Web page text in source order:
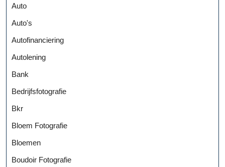
Auto
Auto's
Autofinanciering
Autolening
Bank
Bedrijfsfotografie
Bkr
Bloem Fotografie
Bloemen
Boudoir Fotografie